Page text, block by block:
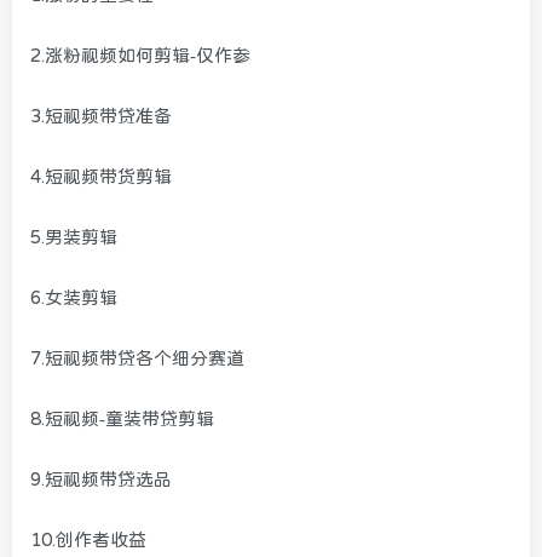
2.涨粉视频如何剪辑-仅作参
3.短视频带贷准备
4.短视频带货剪辑
5.男装剪辑
6.女装剪辑
7.短视频带贷各个细分赛道
8.短视频-童装带贷剪辑
9.短视频带贷选品
10.创作者收益